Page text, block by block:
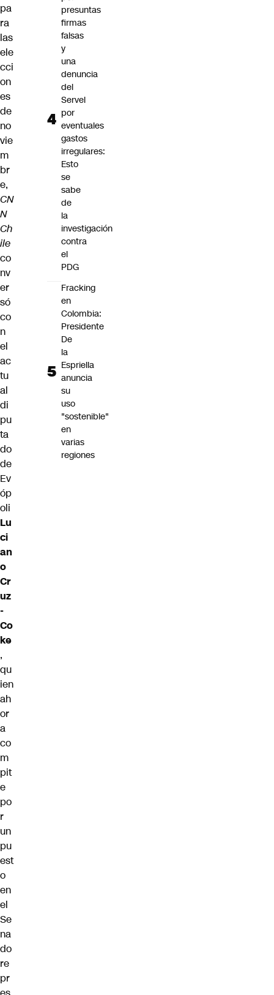
pa
ra
las
ele
cci
on
es
de
no
vie
m
br
e,
CN
N
Ch
ile
co
nv
er
só
co
n
el
ac
tu
al
di
pu
ta
do
de
Ev
óp
oli
Lu
ci
an
o
Cr
uz
-
Co
ke
,
qu
ien
ah
or
a
co
m
pit
e
po
r
un
pu
est
o
en
el
Se
na
do
re
pr
presuntas
firmas
falsas
y
una
denuncia
del
Servel
por
eventuales
gastos
irregulares:
Esto
se
sabe
de
la
investigación
contra
el
PDG
Fracking
en
Colombia:
Presidente
De
la
Espriella
anuncia
su
uso
"sostenible"
en
varias
regiones